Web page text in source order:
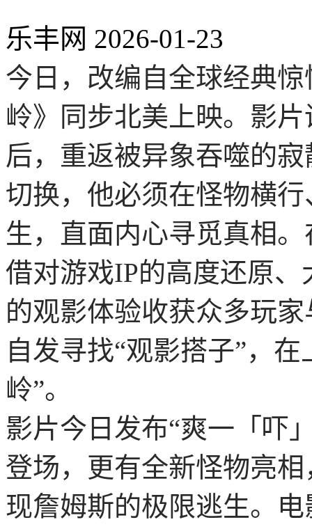
乐丰网 2026-01-23
今日，改编自全球经典
岭》同步北美上映。影
后，重返被异象吞噬的
切换，他必须在怪物横
生，直面内心寻觅真相
借对游戏IP的高度还原
的观影体验收获众多玩
自发寻找“观影搭子”，
岭”。
影片今日发布“爽一「吓
登场，更有全新怪物亮
现詹姆斯的极限逃生。